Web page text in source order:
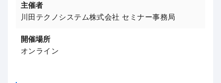
主催者
川田テクノシステム株式会社 セミナー事務局
開催場所
オンライン